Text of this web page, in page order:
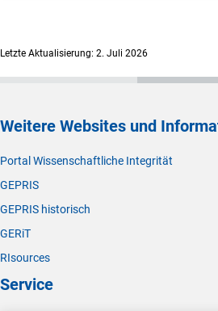
Letzte Aktualisierung: 2. Juli 2026
Weitere Websites und
Portal Wissenschaftliche Integrität
GEPRIS
GEPRIS historisch
GERiT
RIsources
Service